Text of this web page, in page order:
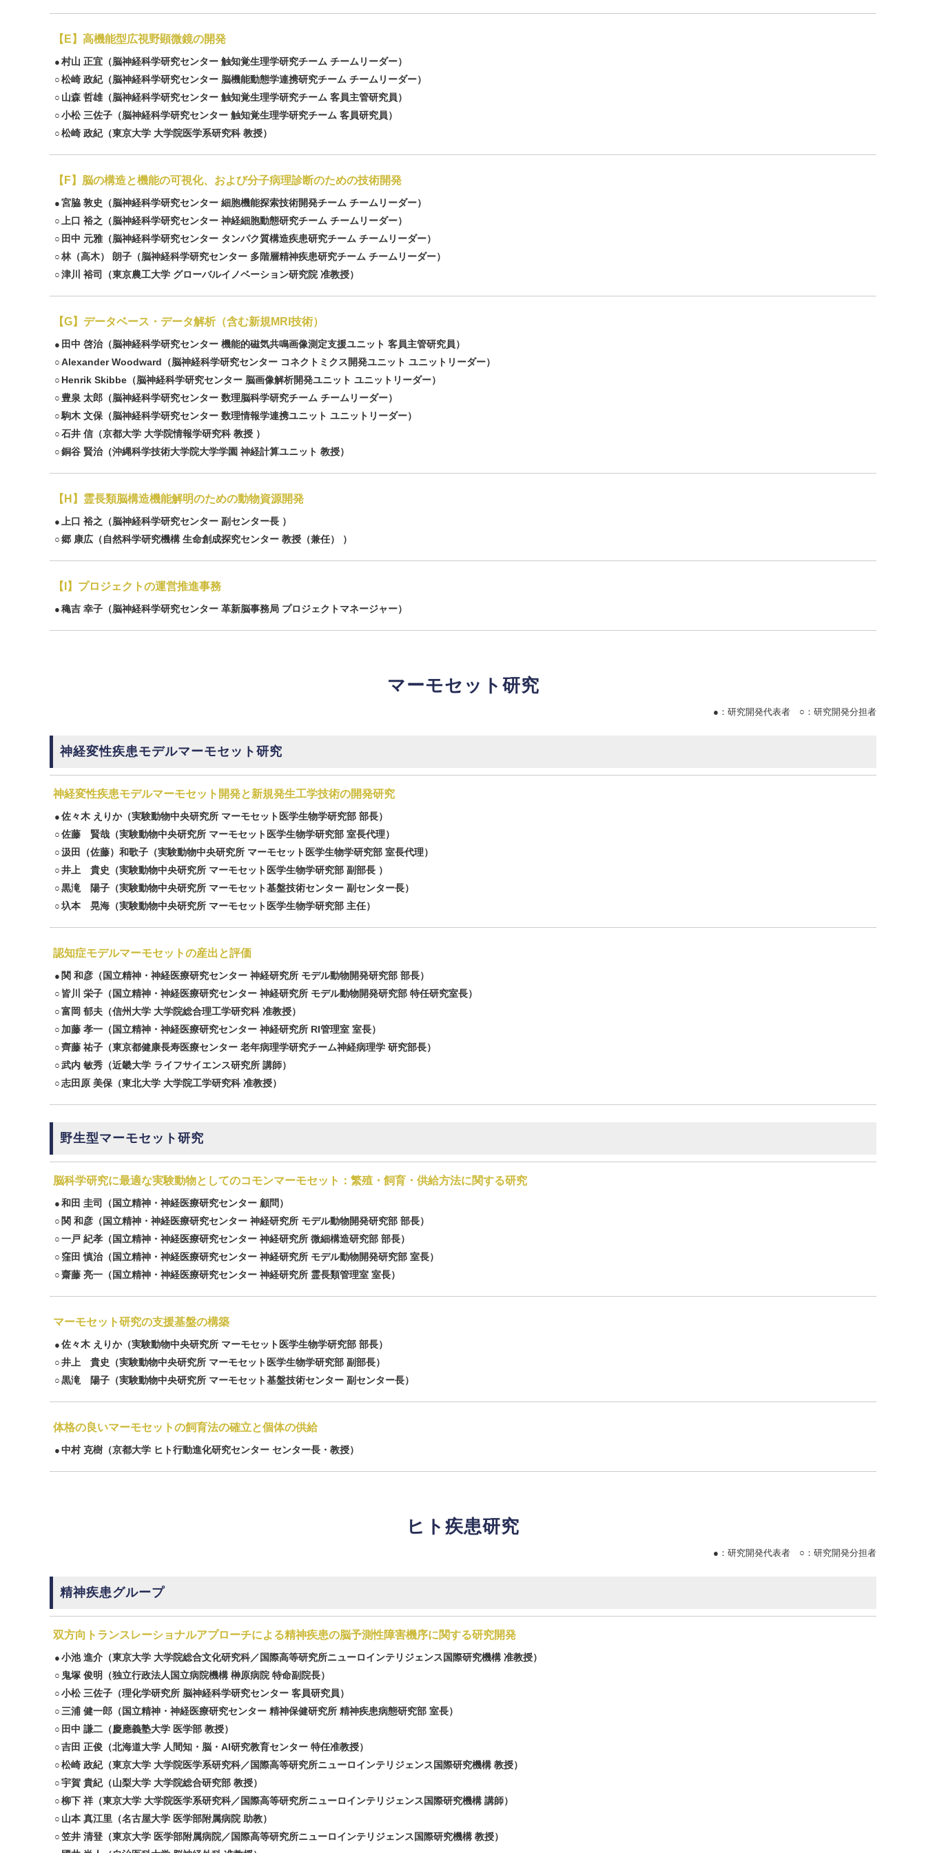
【E】高機能型広視野顕微鏡の開発
● 村山 正宜 （脳神経科学研究センター 触知覚生理学研究チーム チームリーダー）
○ 松崎 政紀（脳神経科学研究センター 脳機能動態学連携研究チーム チームリーダー）
○ 山森 哲雄（脳神経科学研究センター 触知覚生理学研究チーム 客員主管研究員）
○ 小松 三佐子 （脳神経科学研究センター 触知覚生理学研究チーム 客員研究員）
○ 松崎 政紀（東京大学 大学院医学系研究科 教授）
【F】脳の構造と機能の可視化、および分子病理診断のための技術開発
● 宮脇 敦史 （脳神経科学研究センター 細胞機能探索技術開発チーム チームリーダー）
○ 上口 裕之 （脳神経科学研究センター 神経細胞動態研究チーム チームリーダー）
○ 田中 元雅（脳神経科学研究センター タンパク質構造疾患研究チーム チームリーダー）
○ 林（高木） 朗子 （脳神経科学研究センター 多階層精神疾患研究チーム チームリーダー）
○ 津川 裕司 （東京農工大学 グローバルイノベーション研究院 准教授）
【G】データベース・データ解析（含む新規MRI技術）
● 田中 啓治（脳神経科学研究センター 機能的磁気共鳴画像測定支援ユニット 客員主管研究員）
○ Alexander Woodward （脳神経科学研究センター コネクトミクス開発ユニット ユニットリーダー）
○ Henrik Skibbe （脳神経科学研究センター 脳画像解析開発ユニット ユニットリーダー）
○ 豊泉 太郎 （脳神経科学研究センター 数理脳科学研究チーム チームリーダー）
○ 駒木 文保 （脳神経科学研究センター 数理情報学連携ユニット ユニットリーダー）
○ 石井 信 （京都大学 大学院情報学研究科 教授 ）
○ 銅谷 賢治（沖縄科学技術大学院大学学園 神経計算ユニット 教授）
【H】霊長類脳構造機能解明のための動物資源開発
● 上口 裕之 （脳神経科学研究センター 副センター長 ）
○ 郷 康広 （自然科学研究機構 生命創成探究センター 教授（兼任） ）
【I】プロジェクトの運営推進事務
● 穐吉 幸子 （脳神経科学研究センター 革新脳事務局 プロジェクトマネージャー）
マーモセット研究
● ：研究開発代表者 ○ ：研究開発分担者
神経変性疾患モデルマーモセット研究
神経変性疾患モデルマーモセット開発と新規発生工学技術の開発研究
● 佐々木 えりか（実験動物中央研究所 マーモセット医学生物学研究部 部長）
○ 佐藤 賢哉 （実験動物中央研究所 マーモセット医学生物学研究部 室長代理）
○ 汲田（佐藤）和歌子 （実験動物中央研究所 マーモセット医学生物学研究部 室長代理）
○ 井上 貴史 （実験動物中央研究所 マーモセット医学生物学研究部 副部長 ）
○ 黒滝 陽子 （実験動物中央研究所 マーモセット基盤技術センター 副センター長）
○ 圦本 晃海 （実験動物中央研究所 マーモセット医学生物学研究部 主任）
認知症モデルマーモセットの産出と評価
● 関 和彦 （国立精神・神経医療研究センター 神経研究所 モデル動物開発研究部 部長）
○ 皆川 栄子 （国立精神・神経医療研究センター 神経研究所 モデル動物開発研究部 特任研究室長）
○ 富岡 郁夫 （信州大学 大学院総合理工学研究科 准教授）
○ 加藤 孝一 （国立精神・神経医療研究センター 神経研究所 RI管理室 室長）
○ 齊藤 祐子 （東京都健康長寿医療センター 老年病理学研究チーム神経病理学 研究部長）
○ 武内 敏秀 （近畿大学 ライフサイエンス研究所 講師）
○ 志田原 美保 （東北大学 大学院工学研究科 准教授）
野生型マーモセット研究
脳科学研究に最適な実験動物としてのコモンマーモセット：繁殖・飼育・供給方法に関する研究
● 和田 圭司 （国立精神・神経医療研究センター 顧問）
○ 関 和彦 （国立精神・神経医療研究センター 神経研究所 モデル動物開発研究部 部長）
○ 一戸 紀孝 （国立精神・神経医療研究センター 神経研究所 微細構造研究部 部長）
○ 窪田 慎治（国立精神・神経医療研究センター 神経研究所 モデル動物開発研究部 室長）
○ 齋藤 亮一 （国立精神・神経医療研究センター 神経研究所 霊長類管理室 室長）
マーモセット研究の支援基盤の構築
● 佐々木 えりか（実験動物中央研究所 マーモセット医学生物学研究部 部長）
○ 井上 貴史 （実験動物中央研究所 マーモセット医学生物学研究部 副部長）
○ 黒滝 陽子 （実験動物中央研究所 マーモセット基盤技術センター 副センター長）
体格の良いマーモセットの飼育法の確立と個体の供給
● 中村 克樹 （京都大学 ヒト行動進化研究センター センター長・教授）
ヒト疾患研究
● ：研究開発代表者 ○ ：研究開発分担者
精神疾患グループ
双方向トランスレーショナルアプローチによる精神疾患の脳予測性障害機序に関する研究開発
● 小池 進介 （東京大学 大学院総合文化研究科／国際高等研究所ニューロインテリジェンス国際研究機構 准教授）
○ 鬼塚 俊明 （独立行政法人国立病院機構 榊原病院 特命副院長）
○ 小松 三佐子 （理化学研究所 脳神経科学研究センター 客員研究員）
○ 三浦 健一郎 （国立精神・神経医療研究センター 精神保健研究所 精神疾患病態研究部 室長）
○ 田中 謙二 （慶應義塾大学 医学部 教授）
○ 吉田 正俊 （北海道大学 人間知・脳・AI研究教育センター 特任准教授）
○ 松崎 政紀（東京大学 大学院医学系研究科／国際高等研究所ニューロインテリジェンス国際研究機構 教授）
○ 宇賀 貴紀（山梨大学 大学院総合研究部 教授）
○ 柳下 祥 （東京大学 大学院医学系研究科／国際高等研究所ニューロインテリジェンス国際研究機構 講師）
○ 山本 真江里 （名古屋大学 医学部附属病院 助教）
○ 笠井 清登 （東京大学 医学部附属病院／国際高等研究所ニューロインテリジェンス国際研究機構 教授）